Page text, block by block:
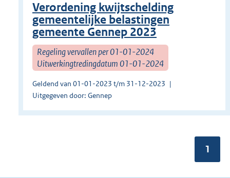
Verordening kwijtschelding
gemeentelijke belastingen
gemeente Gennep 2023
Regeling vervallen per 01-01-2024
Uitwerkingtredingdatum 01-01-2024
Geldend van 01-01-2023 t/m 31-12-2023
Uitgegeven door: Gennep
1